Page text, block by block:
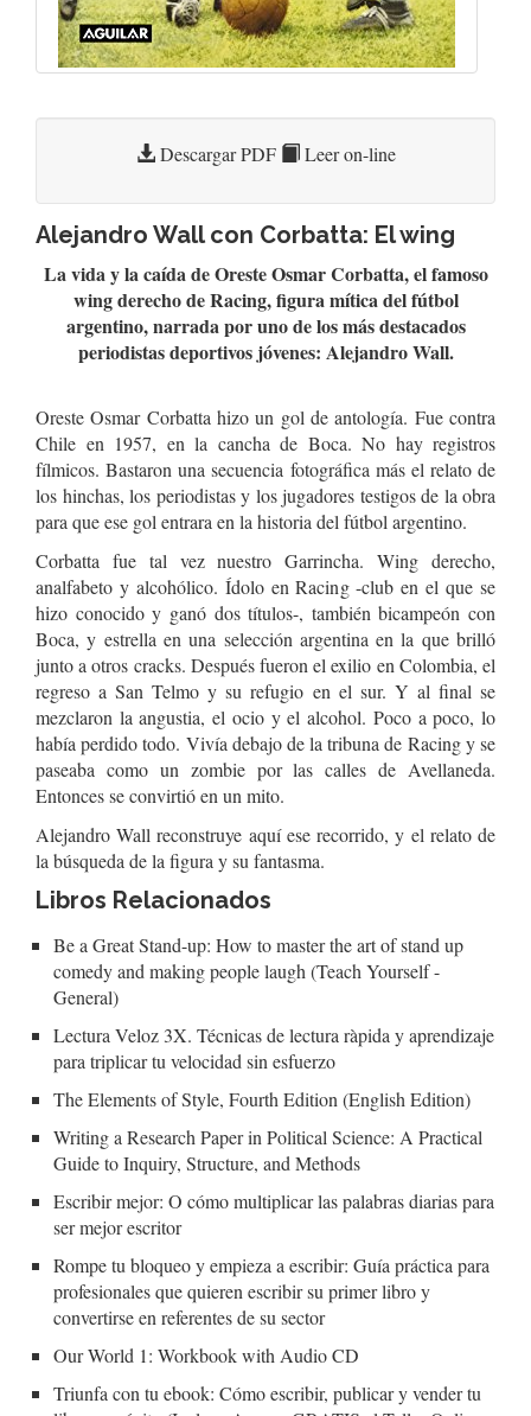
Descargar PDF Leer on-line
Alejandro Wall con Corbatta: El wing
La vida y la caída de Oreste Osmar Corbatta, el famoso
wing derecho de Racing, figura mítica del fútbol
argentino, narrada por uno de los más destacados
periodistas deportivos jóvenes: Alejandro Wall.
Oreste Osmar Corbatta hizo un gol de antología. Fue contra
Chile en 1957, en la cancha de Boca. No hay registros
fílmicos. Bastaron una secuencia fotográfica más el relato de
los hinchas, los periodistas y los jugadores testigos de la obra
para que ese gol entrara en la historia del fútbol argentino.
Corbatta fue tal vez nuestro Garrincha. Wing derecho,
analfabeto y alcohólico. Ídolo en Racing -club en el que se
hizo conocido y ganó dos títulos-, también bicampeón con
Boca, y estrella en una selección argentina en la que brilló
junto a otros cracks. Después fueron el exilio en Colombia, el
regreso a San Telmo y su refugio en el sur. Y al final se
mezclaron la angustia, el ocio y el alcohol. Poco a poco, lo
había perdido todo. Vivía debajo de la tribuna de Racing y se
paseaba como un zombie por las calles de Avellaneda.
Entonces se convirtió en un mito.
Alejandro Wall reconstruye aquí ese recorrido, y el relato de
la búsqueda de la figura y su fantasma.
Libros Relacionados
Be a Great Stand-up: How to master the art of stand up
comedy and making people laugh (Teach Yourself -
General)
Lectura Veloz 3X. Técnicas de lectura ràpida y aprendizaje
para triplicar tu velocidad sin esfuerzo
The Elements of Style, Fourth Edition (English Edition)
Writing a Research Paper in Political Science: A Practical
Guide to Inquiry, Structure, and Methods
Escribir mejor: O cómo multiplicar las palabras diarias para
ser mejor escritor
Rompe tu bloqueo y empieza a escribir: Guía práctica para
profesionales que quieren escribir su primer libro y
convertirse en referentes de su sector
Our World 1: Workbook with Audio CD
Triunfa con tu ebook: Cómo escribir, publicar y vender tu